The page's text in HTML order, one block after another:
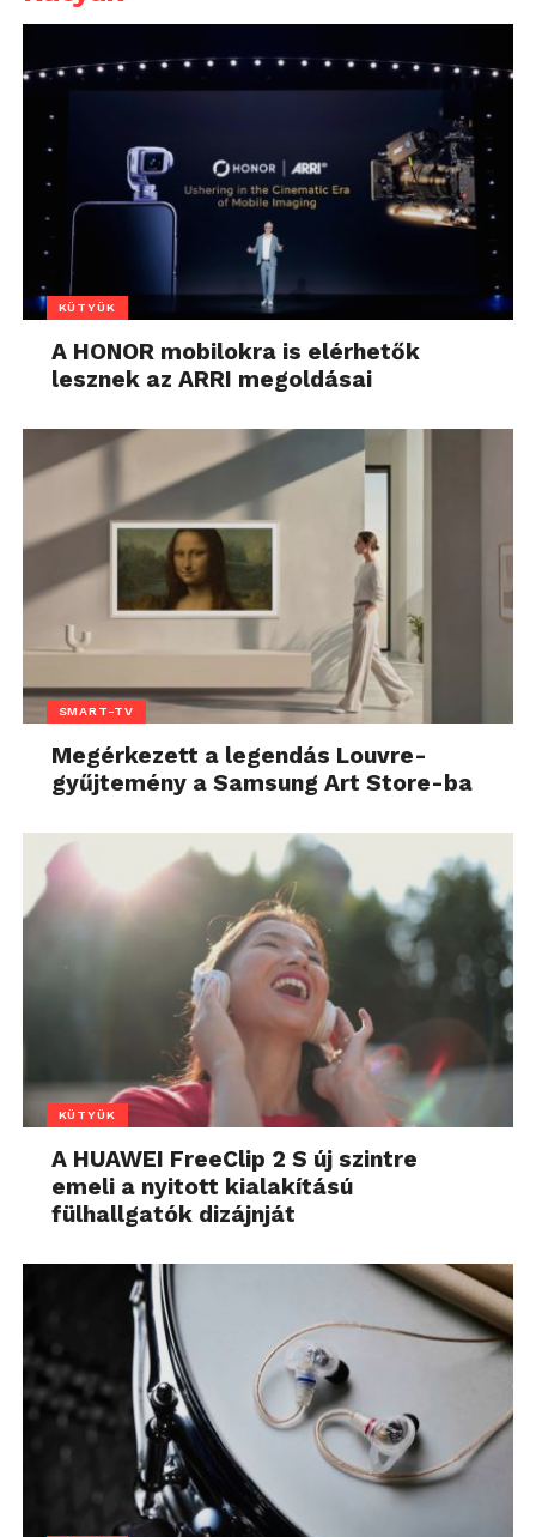
KÜTYÜK
A HONOR mobilokra is elérhetők
lesznek az ARRI megoldásai
SMART-TV
Megérkezett a legendás Louvre-
gyűjtemény a Samsung Art Store-ba
KÜTYÜK
A HUAWEI FreeClip 2 S új szintre
emeli a nyitott kialakítású
fülhallgatók dizájnját